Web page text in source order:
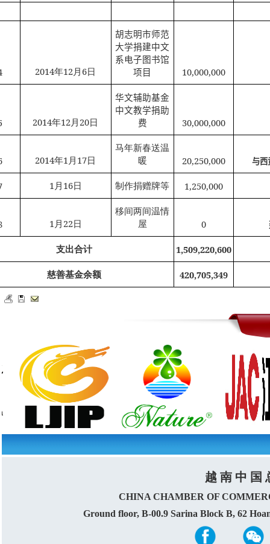
2014年12月 6日
胡志明市师范
大学捐建中文
系电子图书馆
项目
10,000,000
2014年12月 20日
华文辅助基金
中文教学捐助
费
30,000,000
2014年1月 17日
马年新春送温
暖
20,250,000 与西
1月 16日 制作捐赠牌等 1,250,000
1月 22日
移间两间温情
屋
0
支出合计 1,509,220,600
慈善基金余额 420,705,349
越 南 中 国
CHINA CHAMBER OF
Ground floor, B-00.9 Sarina Block B, 62